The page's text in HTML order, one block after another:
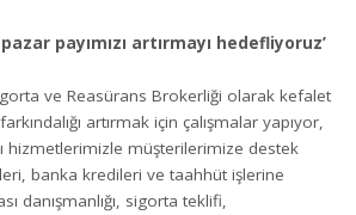
payımızı artırmayı hedefliyoruz’
ve Reasürans Brokerliği olarak kefalet
artırmak için çalışmalar yapıyor,
hizmetlerimizle müşterilerimize destek
banka kredileri ve taahhüt işlerine
danışmanlığı, sigorta teklifi,